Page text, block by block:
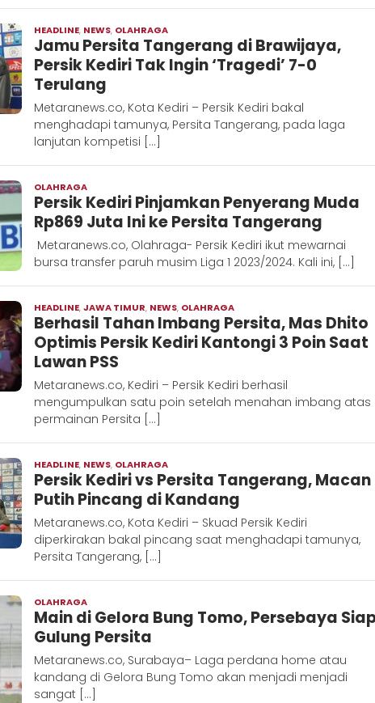
HEADLINE, NEWS, OLAHRAGA
Hadi
Jamu Persita Tangerang di Brawijaya,
Persik Kediri Tak Ingin ‘Tragedi’ 7-0
Terulang
Metaranews.co, Kota Kediri – Persik Kediri bakal
menghadapi tamunya, Persita Tangerang, pada laga
lanjutan kompetisi […]
OLAHRAGA
D
Persik Kediri Pinjamkan Penyerang Muda
Rp869 Juta Ini ke Persita Tangerang
Metaranews.co, Olahraga- Persik Kediri ikut mewarnai
bursa transfer paruh musim Liga 1 2023/2024. Kali ini, […]
HEADLINE,JAWA TIMUR, NEWS, OLAHRAGA
Berhasil Tahan Imbang Persita, Mas Dhito
Optimis Persik Kediri Kantongi 3 Poin Saat
Lawan PSS
Metaranews.co, Kediri – Persik Kediri berhasil
mengumpulkan satu poin setelah menahan imbang atas
permainan Persita […]
HEADLINE, NEWS, OLAHRAGA
Hadi
Persik Kediri vs Persita Tangerang, Macan
Putih Pincang di Kandang
Metaranews.co, Kota Kediri – Skuad Persik Kediri
diperkirakan bakal pincang saat menghadapi tamunya,
Persita Tangerang, […]
OLAHRAGA
Metaranews
Main di Gelora Bung Tomo, Persebaya
Gulung Persita
Metaranews.co, Surabaya– Laga perdana home atau
kandang di Gelora Bung Tomo akan menjadi menjadi
sangat […]